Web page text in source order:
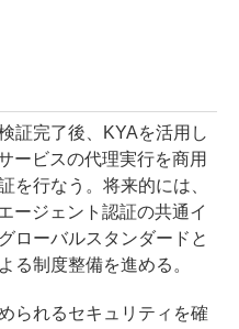
証完了後、KYAを活用し
ービスの代理実行を商用
を行なう。将来的には、
ージェント認証の共通イ
ローバルスタンダードと
る制度整備を進める。
られるセキュリティを確